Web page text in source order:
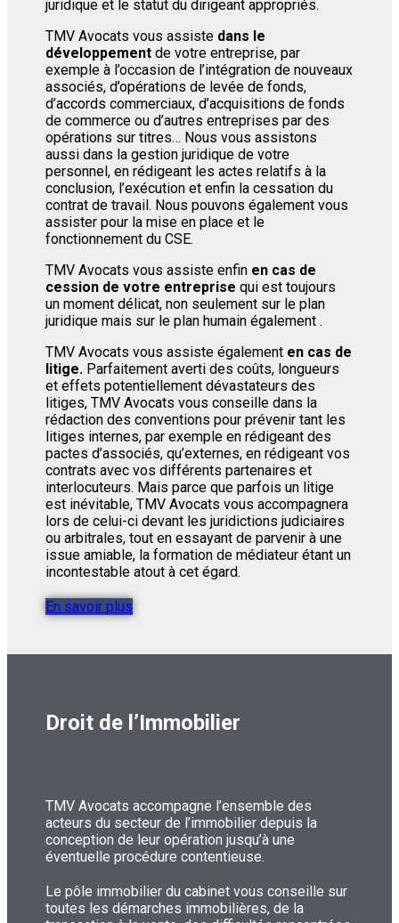
juridique et le statut du dirigeant appropriés.
TMV Avocats vous assiste dans le
développement de votre entreprise, par
exemple à l’occasion de l’intégration de nouveaux
associés, d’opérations de levée de fonds,
d’accords commerciaux, d’acquisitions de fonds
de commerce ou d’autres entreprises par des
opérations sur titres… Nous vous assistons
aussi dans la gestion juridique de votre
personnel, en rédigeant les actes relatifs à la
conclusion, l’exécution et enfin la cessation du
contrat de travail. Nous pouvons également vous
assister pour la mise en place et le
fonctionnement du CSE.
TMV Avocats vous assiste enfin en cas de
cession de votre entreprise qui est toujours
un moment délicat, non seulement sur le plan
juridique mais sur le plan humainégalement .
TMV Avocats vous assiste également en cas de
litige. Parfaitement averti des coûts, longueurs
et effets potentiellement dévastateurs des
litiges, TMV Avocats vous conseille dans la
rédaction des conventions pour prévenir tant les
litiges internes, par exemple en rédigeant des
pactes d’associés, qu’externes, en rédigeant vos
contrats avec vos différents partenaires et
interlocuteurs. Mais parce que parfois un litige
est inévitable, TMV Avocats vous accompagnera
lors de celui-ci devant les juridictions judiciaires
ou arbitrales, tout en essayant de parvenir à une
issue amiable, la formation de médiateur étant un
incontestable atout à cet égard.
En savoir plus
Droit de l’Immobilier
TMV Avocats accompagne l’ensemble des
acteurs du secteur de l’immobilier depuis la
conception de leur opération jusqu’à une
éventuelle procédure contentieuse.
Le pôle immobilier du cabinet vous conseille sur
toutes les démarches immobilières, de la